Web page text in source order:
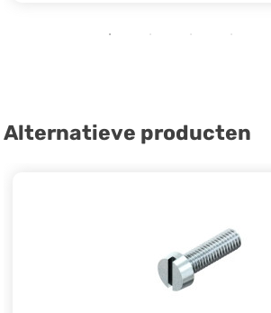
Alternatieve producten